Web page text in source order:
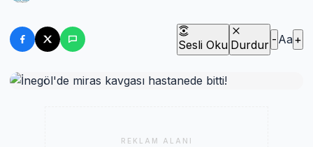
Sesli Oku Durdur - Aa+
REKLAM ALANI